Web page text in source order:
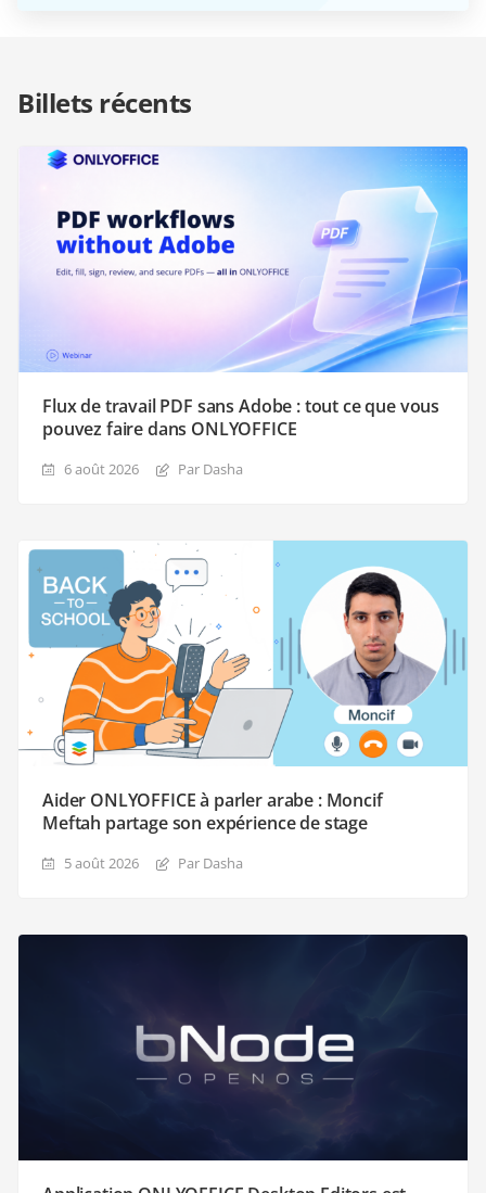
Billets récents
Flux de travail PDF sans Adobe : tout ce que vous
pouvez faire dans ONLYOFFICE
6 août 2026 Par Dasha
Aider ONLYOFFICE à parler arabe : Moncif
Meftah partage son expérience de stage
5 août 2026 Par Dasha